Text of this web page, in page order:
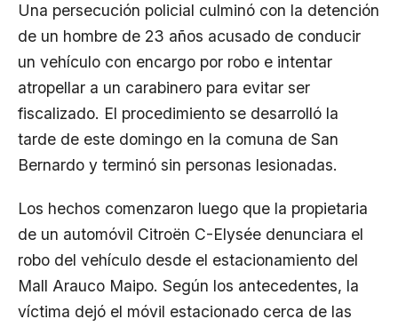
Una persecución policial culminó con la detención
de un hombre de 23 años acusado de conducir
un vehículo con encargo por robo e intentar
atropellar a un carabinero para evitar ser
fiscalizado. El procedimiento se desarrolló la
tarde de este domingo en la comuna de San
Bernardo y terminó sin personas lesionadas.
Los hechos comenzaron luego que la propietaria
de un automóvil Citroën C-Elysée denunciara el
robo del vehículo desde el estacionamiento del
Mall Arauco Maipo. Según los antecedentes, la
víctima dejó el móvil estacionado cerca de las